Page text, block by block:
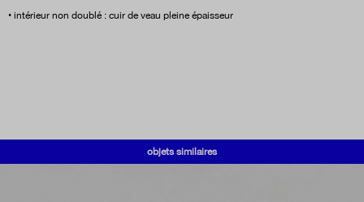
• intérieur non doublé : cuir de veau pleine épaisseur
objets similaires